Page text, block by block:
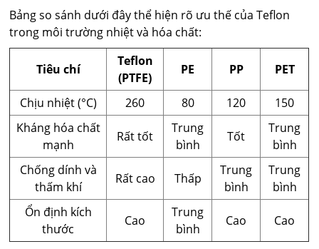
Bảng so sánh dưới đây thể hiện rõ ưu thế của Teflon
trong môi trường nhiệt và hóa chất:
Tiêu chí
Teflon
(PTFE)
PE PP PET
Chịu nhiệt (°C) 260 80 120
150
Kháng hóa chất
mạnh
Rất tốt
Trung
bình
Tốt
Trung
bình
Chống dính và
thấm khí
Rất cao Thấp
Trung
bình
Trung
bình
Ổn định kích
thước
Cao
Trung
bình
Cao Cao